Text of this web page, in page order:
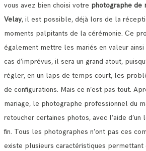
vous avez bien choisi votre photographe de
Velay, il est possible, déjà lors de la
moments palpitants de la cérémonie. Ce
également mettre les mariés en valeur ainsi
cas d’imprévus, il sera un grand atout,
régler, en un laps de temps court, les
de configurations. Mais ce n’est pas tout.
mariage, le photographe professionnel du
retoucher certaines photos, avec l’aide
fin. Tous les photographes n’ont pas ces
existe plusieurs caractéristiques permettant